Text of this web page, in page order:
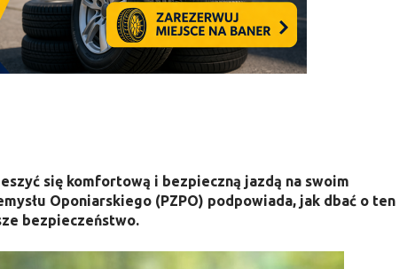
się komfortową i bezpieczną jazdą na swoim
Oponiarskiego (PZPO) podpowiada, jak dbać o ten
bezpieczeństwo.